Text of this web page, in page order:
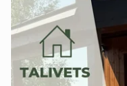
• Локація: с. Сухий
Сколівський р-н
• Мінімальне
Концепція